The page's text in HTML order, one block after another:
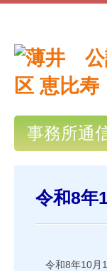
トップページ
事務所紹介
経営理念
セミナー案内
関連リンク
事務所通
令和8年
令和8年10月1